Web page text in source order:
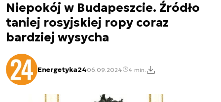
Niepokój w Budapeszcie. Źródło
taniej rosyjskiej ropy coraz
bardziej wysycha
Energetyka2406.09.2024 4 min.